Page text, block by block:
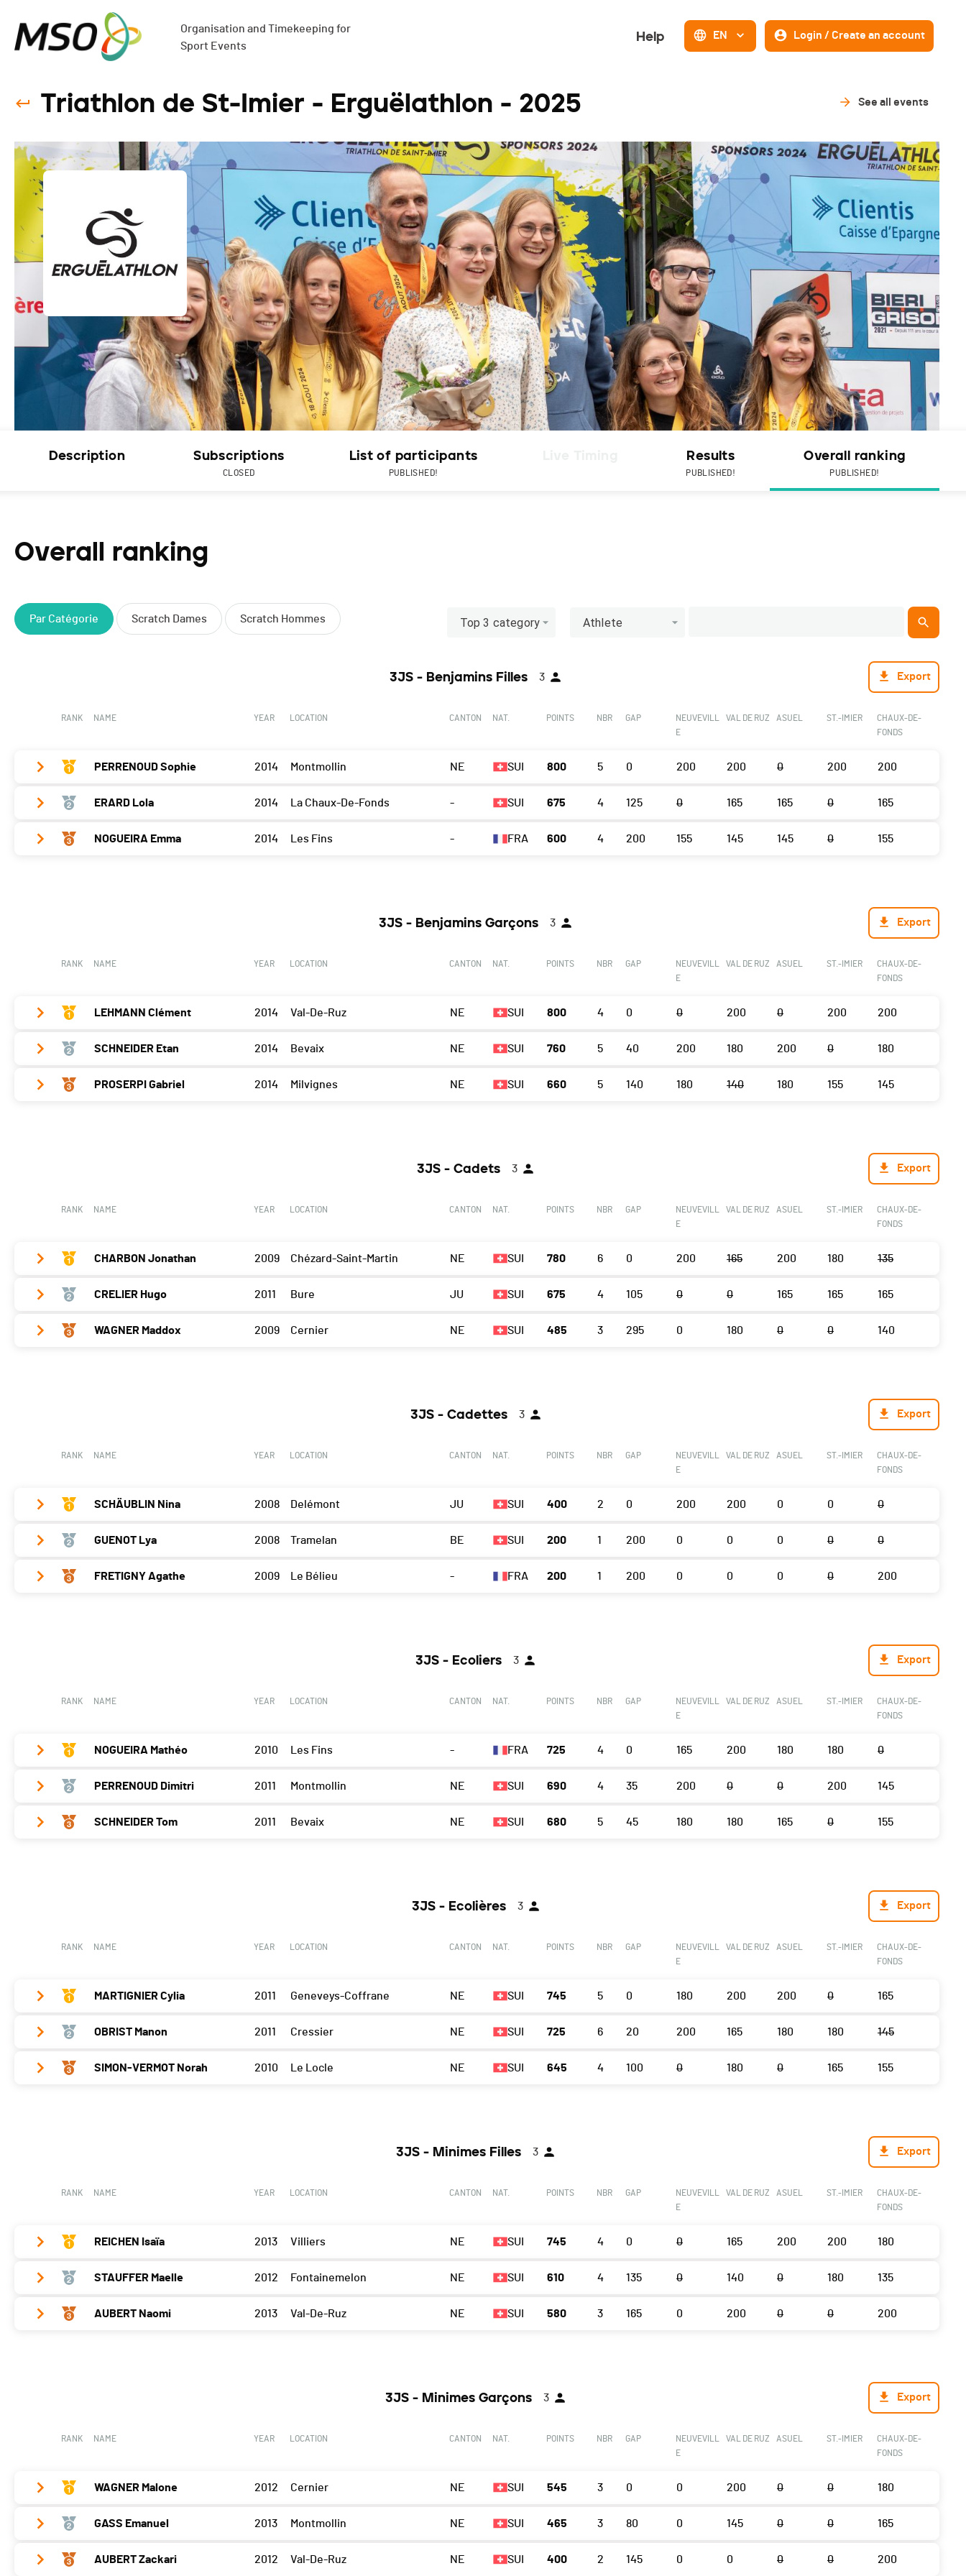
Organisation and Timekeeping for
Sport Events
Help EN Login / Create an account
Triathlon de St-Imier - Erguëlathlon - 2025 See all events
Description Subscriptions
CLOSED
List of participants
PUBLISHED!
Results
PUBLISHED!
Overall ranking
PUBLISHED!
Overall ranking
Par Catégorie Scratch Dames Scratch Hommes Top 3 category Athlete
3JS - Benjamins Filles 3 Export
RANK NAME YEAR LOCATION CANTON NAT. POINTS NBR GAP
NEUVEVILL
E
VAL DE RUZ ASUEL ST.-IMIER
CHAUX-DE-
FONDS
PERRENOUD Sophie 2014 Montmollin NE SUI 800 5 0 200 200 0 200 200
Delémont 200
ERARD Lola 2014 La Chaux-De-Fonds - SUI 675 4 125 0 165 165 0 165
Delémont 180
NOGUEIRA Emma 2014 Les Fins - FRA 600 4 200 155 145 145 0 155
3JS - Benjamins Garçons 3 Export
RANK NAME YEAR LOCATION CANTON NAT. POINTS NBR GAP
NEUVEVILL
E
VAL DE RUZ ASUEL ST.-IMIER
CHAUX-DE-
FONDS
LEHMANN Clément 2014 Val-De-Ruz NE SUI 800 4 0 0 200 0 200 200
Delémont 200
SCHNEIDER Etan 2014 Bevaix NE SUI 760 5 40 200 180 200 0 180
Delémont 180
PROSERPI Gabriel 2014 Milvignes NE SUI 660 5 140 180 140 180 155 145
3JS - Cadets 3 Export
RANK NAME YEAR LOCATION CANTON NAT. POINTS NBR GAP
NEUVEVILL
E
VAL DE RUZ ASUEL ST.-IMIER
CHAUX-DE-
FONDS
CHARBON Jonathan 2009 Chézard-Saint-Martin NE SUI 780 6 0 200 165 200 180 135
Delémont 200
CRELIER Hugo 2011 Bure JU SUI 675 4 105 0 0 165 165 165
Delémont 180
WAGNER Maddox 2009 Cernier NE SUI 485 3 295 0 180 0 0 140
3JS - Cadettes 3 Export
RANK NAME YEAR LOCATION CANTON NAT. POINTS NBR GAP
NEUVEVILL
E
VAL DE RUZ ASUEL ST.-IMIER
CHAUX-DE-
FONDS
SCHÄUBLIN Nina 2008 Delémont JU SUI 400 2 0 200 200 0 0 0
Delémont 0
GUENOT Lya 2008 Tramelan BE SUI 200 1 200 0 0 0 0 0
Delémont 200
FRETIGNY Agathe 2009 Le Bélieu - FRA 200 1 200 0 0 0 0 200
3JS - Ecoliers 3 Export
RANK NAME YEAR LOCATION CANTON NAT. POINTS NBR GAP
NEUVEVILL
E
VAL DE RUZ ASUEL ST.-IMIER
CHAUX-DE-
FONDS
NOGUEIRA Mathéo 2010 Les Fins - FRA 725 4 0 165 200 180 180 0
Delémont 0
PERRENOUD Dimitri 2011 Montmollin NE SUI 690 4 35 200 0 0 200 145
Delémont 145
SCHNEIDER Tom 2011 Bevaix NE SUI 680 5 45 180 180 165 0 155
3JS - Ecolières 3 Export
RANK NAME YEAR LOCATION CANTON NAT. POINTS NBR GAP
NEUVEVILL
E
VAL DE RUZ ASUEL ST.-IMIER
CHAUX-DE-
FONDS
MARTIGNIER Cylia 2011 Geneveys-Coffrane NE SUI 745 5 0 180 200 200 0 165
Delémont 165
OBRIST Manon 2011 Cressier NE SUI 725 6 20 200 165 180 180 145
Delémont 155
SIMON-VERMOT Norah 2010 Le Locle NE SUI 645 4 100 0 180 0 165 155
3JS - Minimes Filles 3 Export
RANK NAME YEAR LOCATION CANTON NAT. POINTS NBR GAP
NEUVEVILL
E
VAL DE RUZ ASUEL ST.-IMIER
CHAUX-DE-
FONDS
REICHEN Isaïa 2013 Villiers NE SUI 745 4 0 0 165 200 200 180
Delémont 0
STAUFFER Maelle 2012 Fontainemelon NE SUI 610 4 135 0 140 0 180 135
Delémont 155
AUBERT Naomi 2013 Val-De-Ruz NE SUI 580 3 165 0 200 0 0 200
3JS - Minimes Garçons 3 Export
RANK NAME YEAR LOCATION CANTON NAT. POINTS NBR GAP
NEUVEVILL
E
VAL DE RUZ ASUEL ST.-IMIER
CHAUX-DE-
FONDS
WAGNER Malone 2012 Cernier NE SUI 545 3 0 0 200 0 0 180
Delémont 165
GASS Emanuel 2013 Montmollin NE SUI 465 3 80 0 145 0 0 165
Delémont 155
AUBERT Zackari 2012 Val-De-Ruz NE SUI 400 2 145 0 0 0 0 200